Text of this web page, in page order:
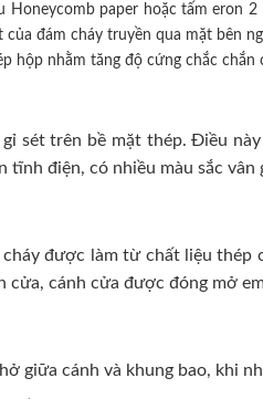
paper hoặc tấm eron
đám cháy truyền qua mặt bên
hộp nhằm tăng độ cứng chắc chắn
sét trên bề mặt thép. Điều
điện, có nhiều màu sắc
được làm từ chất liệu
cánh cửa được đóng mở
giữa cánh và khung bao, khi